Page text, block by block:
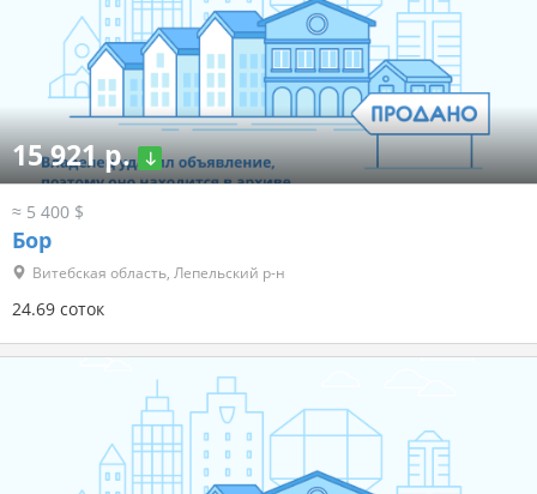
15 921 р.
≈ 5 400 $
Бор
Витебская область, Лепельский р-н
24.69 соток